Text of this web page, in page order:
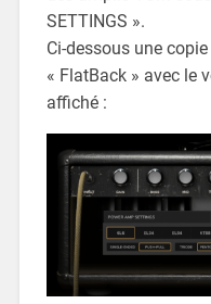
SETTINGS ».
Ci-dessous une copie
« FlatBack » avec le
affiché :